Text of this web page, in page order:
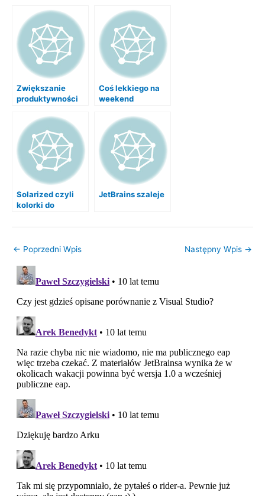
Zwiększanie
produktywności
you read, it’s what
you ignore”
Coś lekkiego na
weekend
Solarized czyli
kolorki do
JetBrains szaleje
← Poprzedni Wpis Następny Wpis →